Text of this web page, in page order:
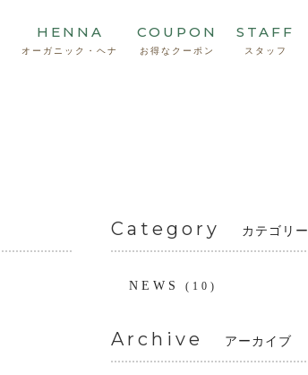
HENNA
オーガニック・ヘナ
COUPON
お得なクーポン
STAFF
スタッフ
Category カテゴリー
NEWS (10)
Archive アーカイブ